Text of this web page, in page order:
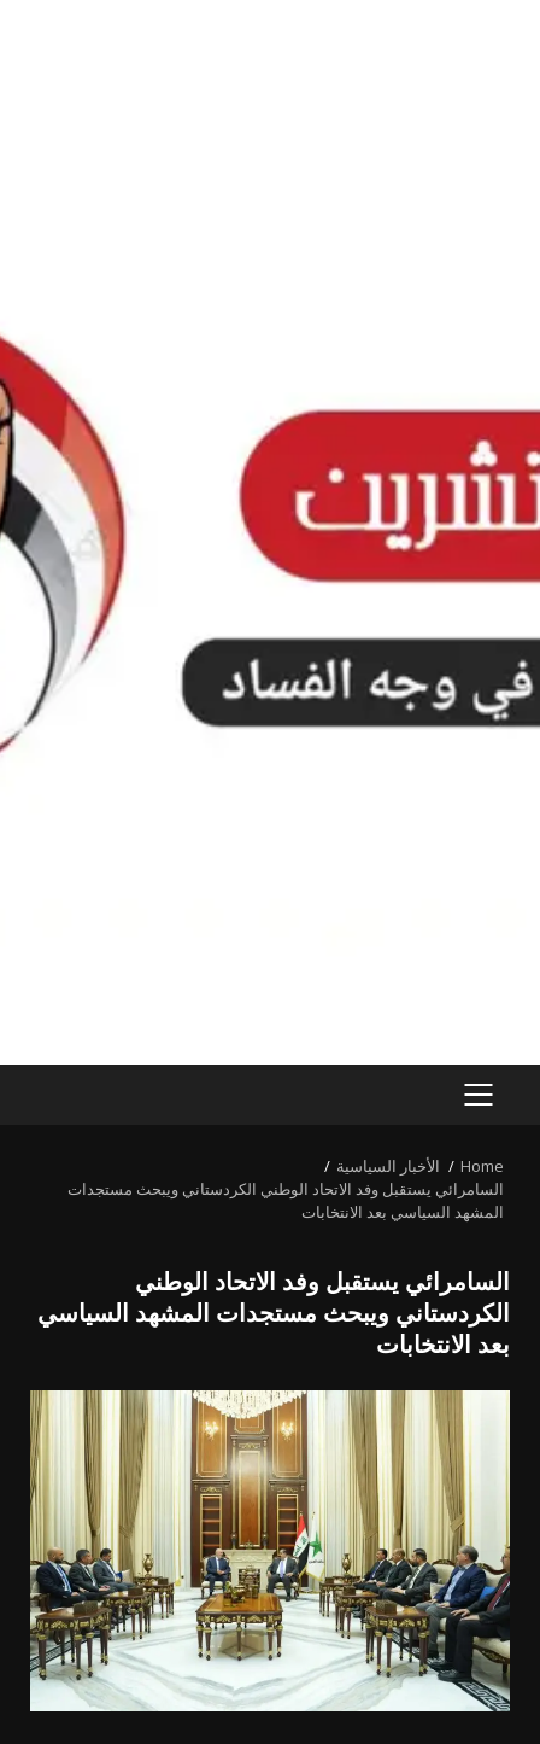
PRIMARY
Home
الأخبار السياسية
السامرائي يستقبل وفد الاتحاد الوطني الكردستاني ويبحث مستجدات
المشهد السياسي بعد الانتخابات
السامرائي يستقبل وفد الاتحاد الوطني
الكردستاني ويبحث مستجدات المشهد السياسي
بعد الانتخابات